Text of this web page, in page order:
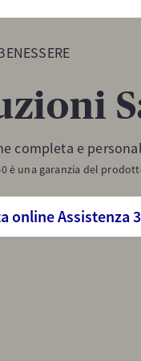
completa e
è una garanzia del
online Assistenza